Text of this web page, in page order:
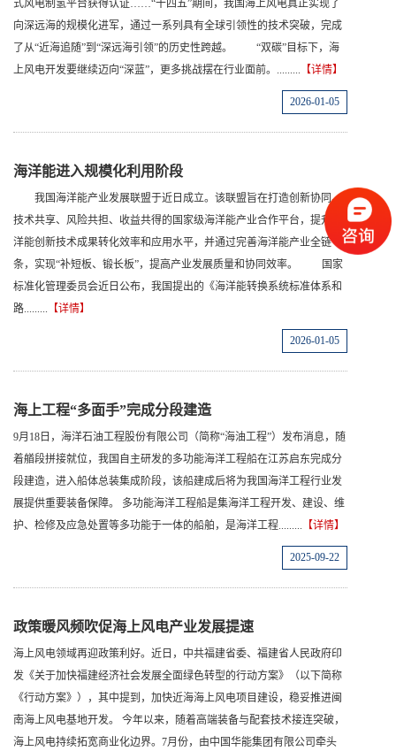
式风电制氢平台获得认证……“十四五”期间，我国海上风电真正实现了
向深远海的规模化进军，通过一系列具有全球引领性的技术突破，完成
了从“近海追随”到“深远海引领”的历史性跨越。 “双碳”目标下，海
上风电开发要继续迈向“深蓝”，更多挑战摆在行业面前。......... 【详情】
2026-01-05
海洋能进入规模化利用阶段
我国海洋能产业发展联盟于近日成立。该联盟旨在打造创新协同、
技术共享、风险共担、收益共得的国家级海洋能产业合作平台，提升海
洋能创新技术成果转化效率和应用水平，并通过完善海洋能产业全链
条，实现“补短板、锻长板”，提高产业发展质量和协同效率。 国家
标准化管理委员会近日公布，我国提出的《海洋能转换系统标准体系和
路......... 【详情】
2026-01-05
海上工程“多面手”完成分段建造
9月18日，海洋石油工程股份有限公司（简称“海油工程”）发布消息，随
着艏段拼接就位，我国自主研发的多功能海洋工程船在江苏启东完成分
段建造，进入船体总装集成阶段，该船建成后将为我国海洋工程行业发
展提供重要装备保障。 多功能海洋工程船是集海洋工程开发、建设、维
护、检修及应急处置等多功能于一体的船舶，是海洋工程......... 【详情】
2025-09-22
政策暖风频吹促海上风电产业发展提速
海上风电领域再迎政策利好。近日，中共福建省委、福建省人民政府印
发《关于加快福建经济社会发展全面绿色转型的行动方案》（以下简称
《行动方案》），其中提到，加快近海海上风电项目建设，稳妥推进闽
南海上风电基地开发。 今年以来，随着高端装备与配套技术接连突破，
海上风电持续拓宽商业化边界。7月份，由中国华能集团有限公司牵头